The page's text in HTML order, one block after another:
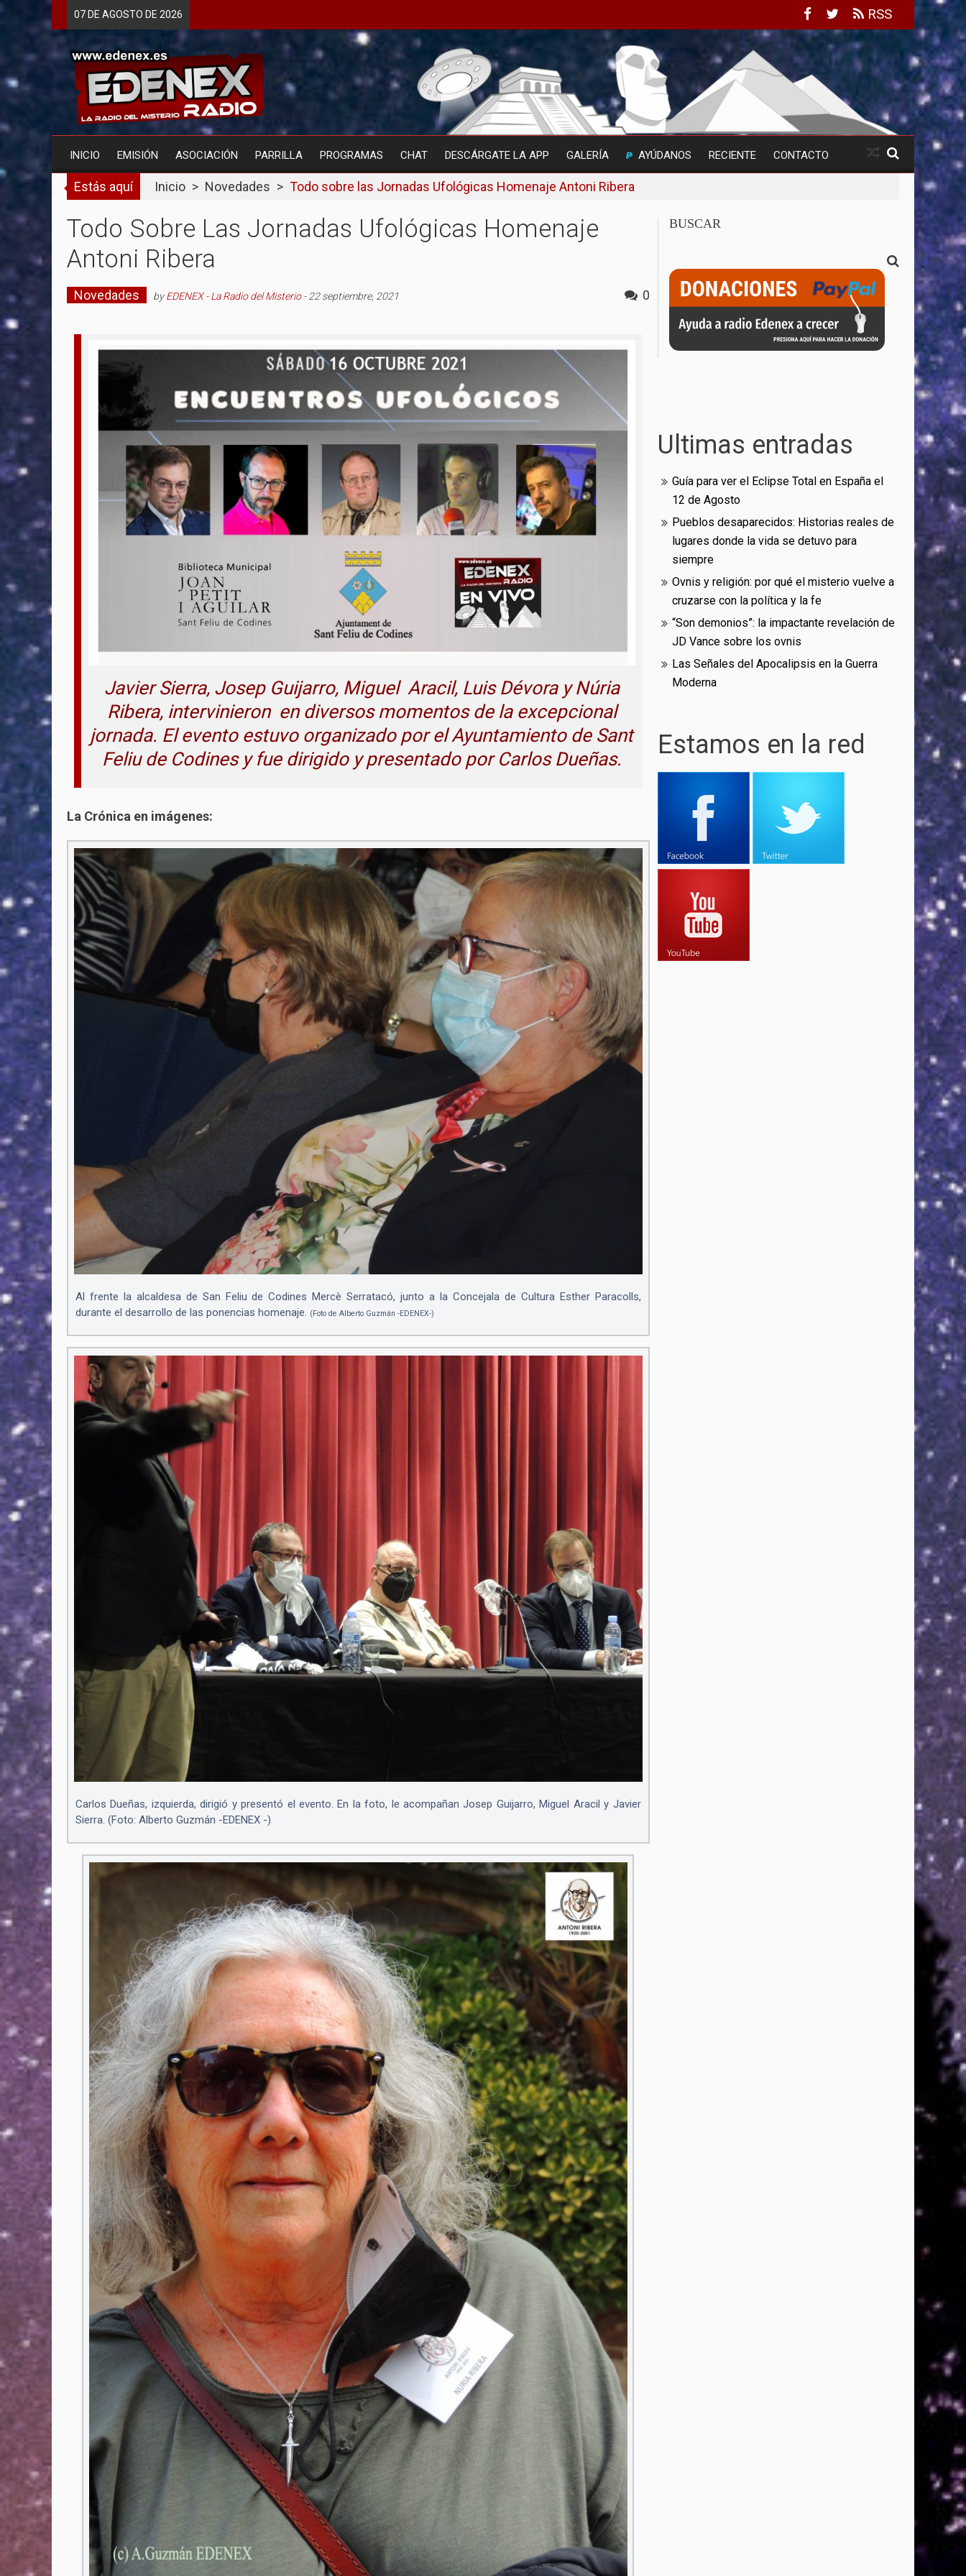
Skip
to
content
07 DE AGOSTO DE 2026 RSS
INICIO EMISIÓN ASOCIACIÓN PARRILLA PROGRAMAS CHAT DESCÁRGATE LA APP GALERÍA AYÚDANOS RECIENTE CONTACTO
Estás aquí Inicio > Novedades > Todo sobre las Jornadas Ufológicas Homenaje Antoni Ribera
Todo Sobre Las Jornadas Ufológicas Homenaje
Antoni Ribera
Novedades byEDENEX - La Radio del Misterio-22 septiembre, 2021 0
Javier Sierra, Josep Guijarro, Miguel Aracil, Luis Dévora y Núria
Ribera, intervinieron en diversos momentos de la excepcional
jornada. El evento estuvo organizado por el Ayuntamiento de Sant
Feliu de Codines y fue dirigido y presentado por Carlos Dueñas.
La Crónica en imágenes:
Al frente la alcaldesa de San Feliu de Codines Mercè Serratacó, junto a la Concejala de Cultura Esther Paracolls,
durante el desarrollo de las ponencias homenaje. (Foto de Alberto Guzmán -EDENEX-)
Carlos Dueñas, izquierda, dirigió y presentó el evento. En la foto, le acompañan Josep Guijarro, Miguel Aracil y Javier
Sierra. (Foto: Alberto Guzmán -EDENEX -)
BUSCAR
Ultimas entradas
Guía para ver el Eclipse Total en España el
12 de Agosto
Pueblos desaparecidos: Historias reales de
lugares donde la vida se detuvo para
siempre
Ovnis y religión: por qué el misterio vuelve a
cruzarse con la política y la fe
“Son demonios”: la impactante revelación de
JD Vance sobre los ovnis
Las Señales del Apocalipsis en la Guerra
Moderna
Estamos en la red